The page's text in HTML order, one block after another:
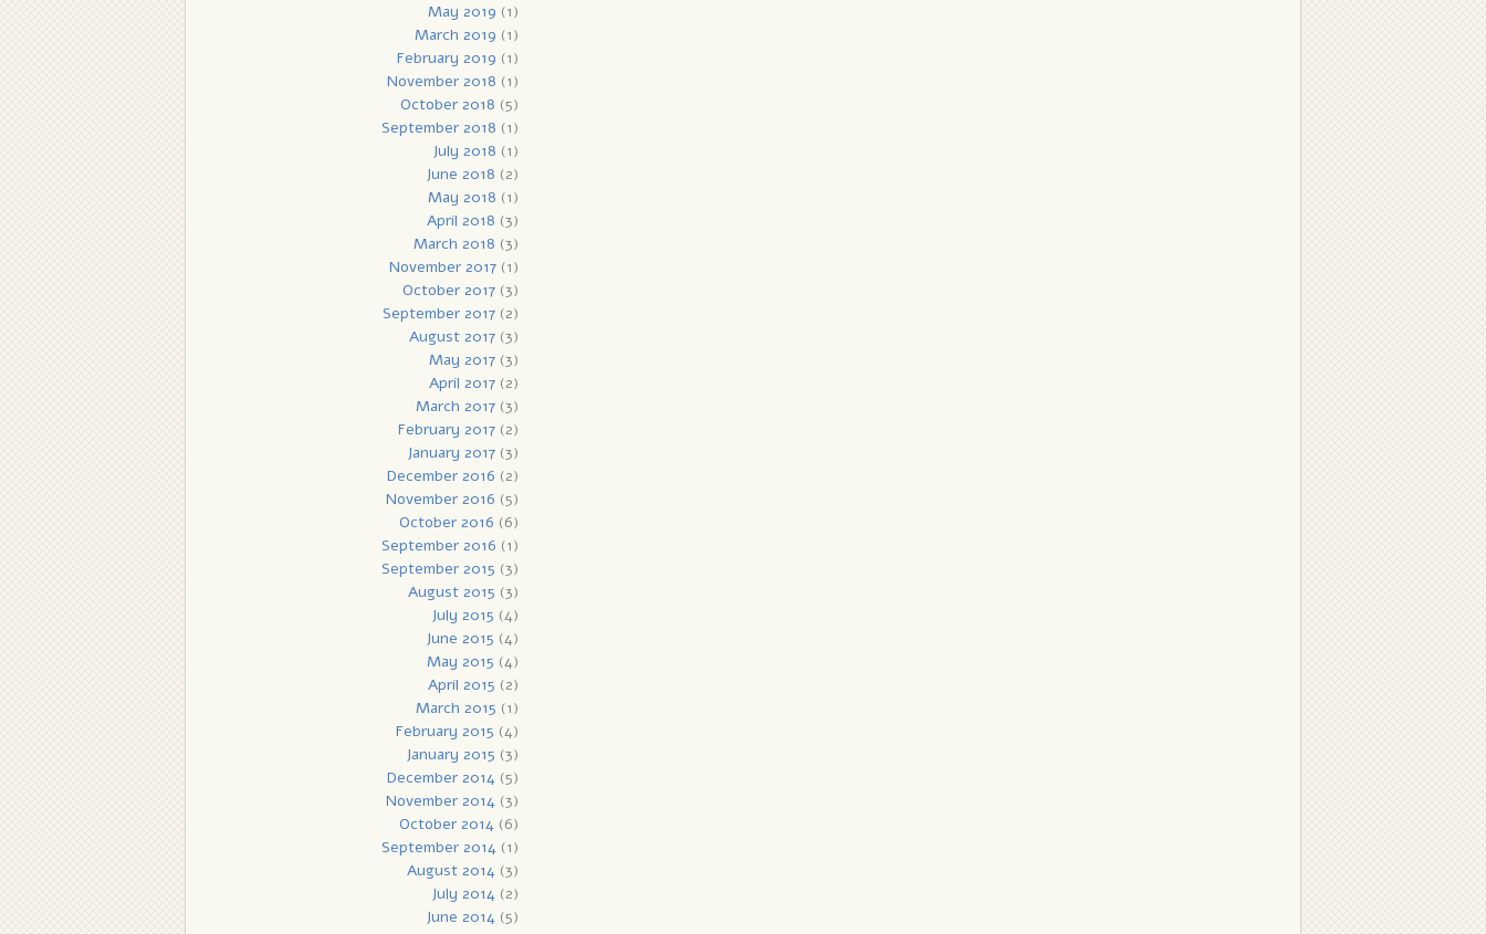
May 2019 (1)
March 2019 (1)
February 2019 (1)
November 2018 (1)
October 2018 (5)
September 2018 (1)
July 2018 (1)
June 2018 (2)
May 2018 (1)
April 2018 (3)
March 2018 (3)
November 2017(1)
October 2017(3)
September 2017(2)
August 2017(3)
May 2017(3)
April 2017(2)
March 2017(3)
February 2017(2)
January 2017(3)
December 2016 (2)
November 2016 (5)
October 2016 (6)
September 2016 (1)
September 2015 (3)
August 2015 (3)
July 2015 (4)
June 2015 (4)
May 2015 (4)
April 2015 (2)
March 2015 (1)
February 2015 (4)
January 2015 (3)
December 2014(5)
November 2014(3)
October 2014(6)
September 2014(1)
August 2014(3)
July 2014(2)
June 2014(5)